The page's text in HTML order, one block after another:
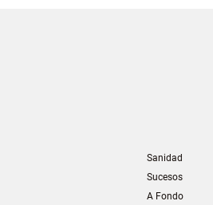
Sanidad
Sucesos
A Fondo